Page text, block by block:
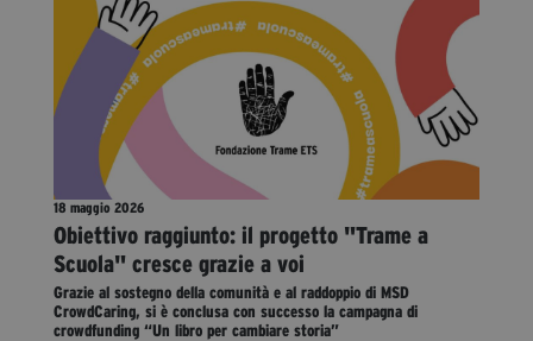
segreteria@tramefestival.it
info@tramefestival.it
+39 346 954 4078
18 maggio 2026
Obiettivo raggiunto: il progetto "Trame a
Scuola" cresce grazie a voi
Grazie al sostegno della comunità e al raddoppio di MSD
CrowdCaring, si è conclusa con successo la campagna di
crowdfunding “Un libro per cambiare storia”